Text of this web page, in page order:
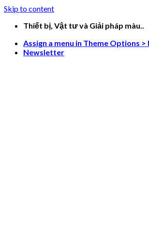
Skip to content
Thiết bị, Vật tư và Giải pháp màu..
Assign a menu in Theme Options >
Newsletter